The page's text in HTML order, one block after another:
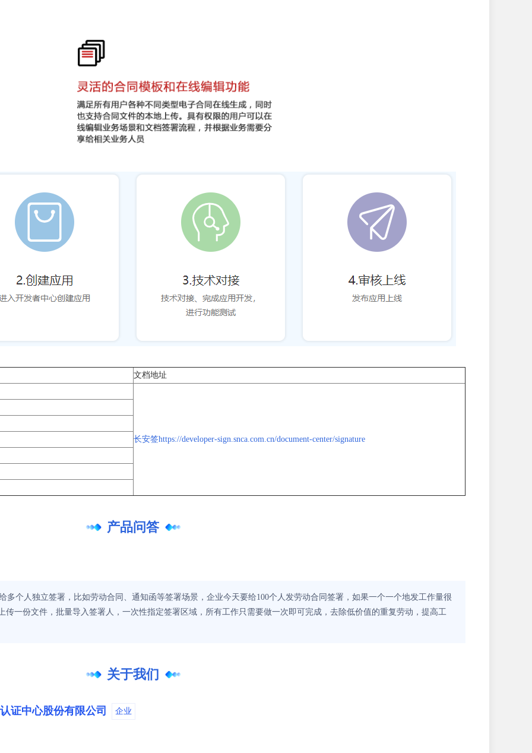
文档地址
长安签https://developer-sign.snca.com.cn/document-center/signature
产品问答
多个人独立签署，比如劳动合同、通知函等签署场景，企业今天要给100个人发劳动合同签署，如果一个一个地发工作量很
传一份文件，批量导入签署人，一次性指定签署区域，所有工作只需要做一次即可完成，去除低价值的重复劳动，提高工
关于我们
证中心股份有限公司 企业